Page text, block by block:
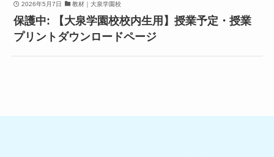
2026年5月7日 教材｜大泉学園校
保護中: 【大泉学園校校内生用】授業予定・授業
プリントダウンロードページ